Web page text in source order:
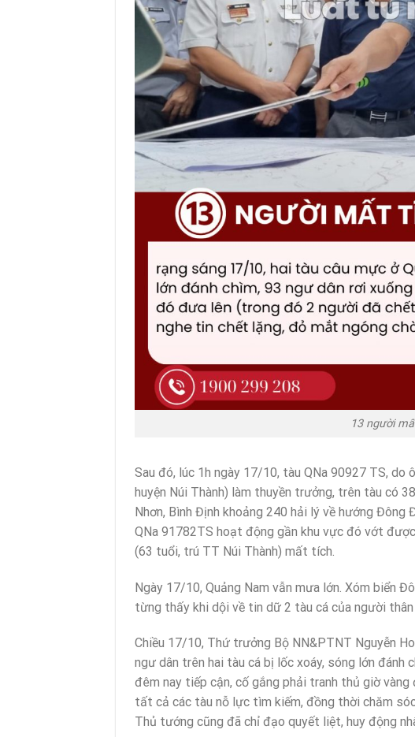
13 người
Sau đó, lúc 1h ngày 17/10, tàu QNa 90927 TS, do
huyện Núi Thành) làm thuyền trưởng, trên tàu có
Nhơn, Bình Định khoảng 240 hải lý về hướng Đông
QNa 91782TS hoạt động gần khu vực đó vớt
(63 tuổi, trú TT Núi Thành) mất tích.
Ngày 17/10, Quảng Nam vẫn mưa lớn. Xóm biển
từng thấy khi dội về tin dữ 2 tàu cá của người thân
Chiều 17/10, Thứ trưởng Bộ NN&PTNT Nguyễn
ngư dân trên hai tàu cá bị lốc xoáy, sóng lớn đánh
đêm nay tiếp cận, cố gắng phải tranh thủ giờ
tất cả các tàu nỗ lực tìm kiếm, đồng thời chăm
Thủ tướng cũng đã chỉ đạo quyết liệt, huy động